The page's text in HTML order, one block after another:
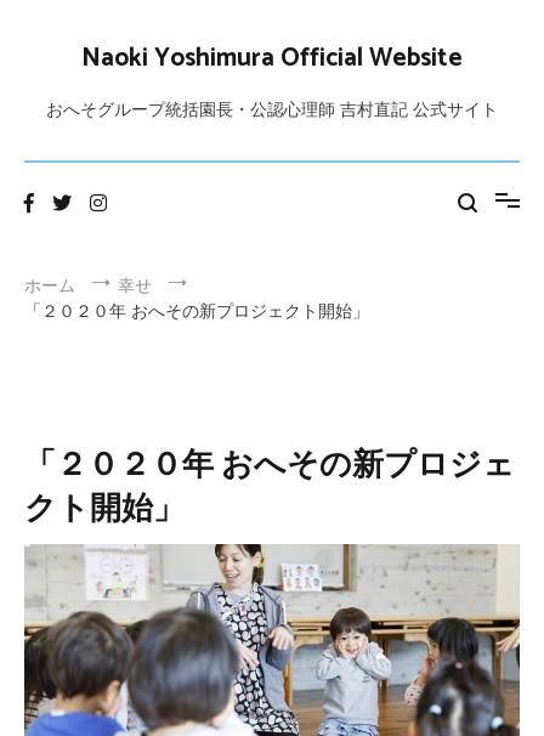
Naoki Yoshimura Official Website
おへそグループ統括園長・公認心理師 吉村直記 公式サイト
ホーム
幸せ
「２０２０年 おへその新プロジェクト開始」
「２０２０年 おへその新プロジェ
クト開始」